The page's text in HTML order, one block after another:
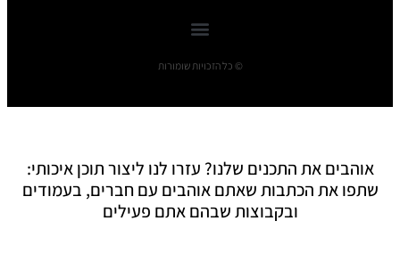
© כל הזכויות שומורות
אוהבים את התכנים שלנו? עזרו לנו ליצור תוכן איכותי:
שתפו את הכתבות שאתם אוהבים עם חברים, בעמודים
ובקבוצות שבהם אתם פעילים